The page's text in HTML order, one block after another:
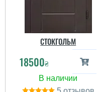
надійно....
СТОКГОЛЬМ
18500₴